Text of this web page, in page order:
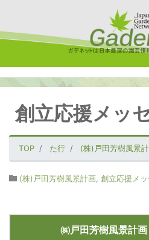
創立応援メッ
TOP た行 (株)戸田芳樹風景
(株)戸田芳樹風景計画 創立応援メ
㈱戸田芳樹風景計